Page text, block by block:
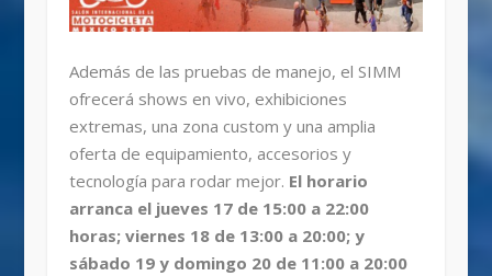
Además de las pruebas de manejo, el SIMM
ofrecerá shows en vivo, exhibiciones
extremas, una zona custom y una amplia
oferta de equipamiento, accesorios y
tecnología para rodar mejor. El horario
arranca el jueves 17 de 15:00 a 22:00
horas; viernes 18 de 13:00 a 20:00; y
sábado 19 y domingo 20 de 11:00 a 20:00